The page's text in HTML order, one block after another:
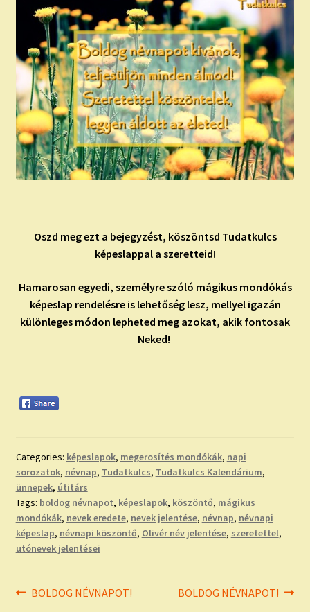
Oszd meg ezt a bejegyzést, köszöntsd Tudatkulcs
képeslappal a szeretteid!
Hamarosan egyedi, személyre szóló mágikus mondókás
képeslap rendelésre is lehetőség lesz, mellyel igazán
különleges módon lepheted meg azokat, akik fontosak
Neked!
Categories: képeslapok, megerosítés mondókák, napi
sorozatok, névnap, Tudatkulcs, Tudatkulcs Kalendárium,
ünnepek, útitárs
Tags: boldog névnapot, képeslapok, köszöntő, mágikus
mondókák, nevek eredete, nevek jelentése, névnap, névnapi
képeslap, névnapi köszöntő, Olivér név jelentése, szeretettel,
utónevek jelentései
Bejegyzés
Previous
BOLDOG NÉVNAPOT!
Next
BOLDOG NÉVNAPOT!